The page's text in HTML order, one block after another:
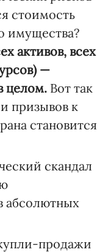
стоимость
имущества?
активов, всех
—
целом. Вот так
призывов к
становится
скандал
абсолютных
продажи